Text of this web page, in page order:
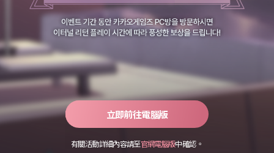
立即前往電腦版
有關活動詳細內容請至官網電腦版中確認。